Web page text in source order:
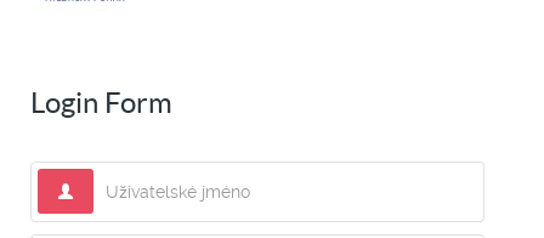
Login Form
Uživatelské jméno